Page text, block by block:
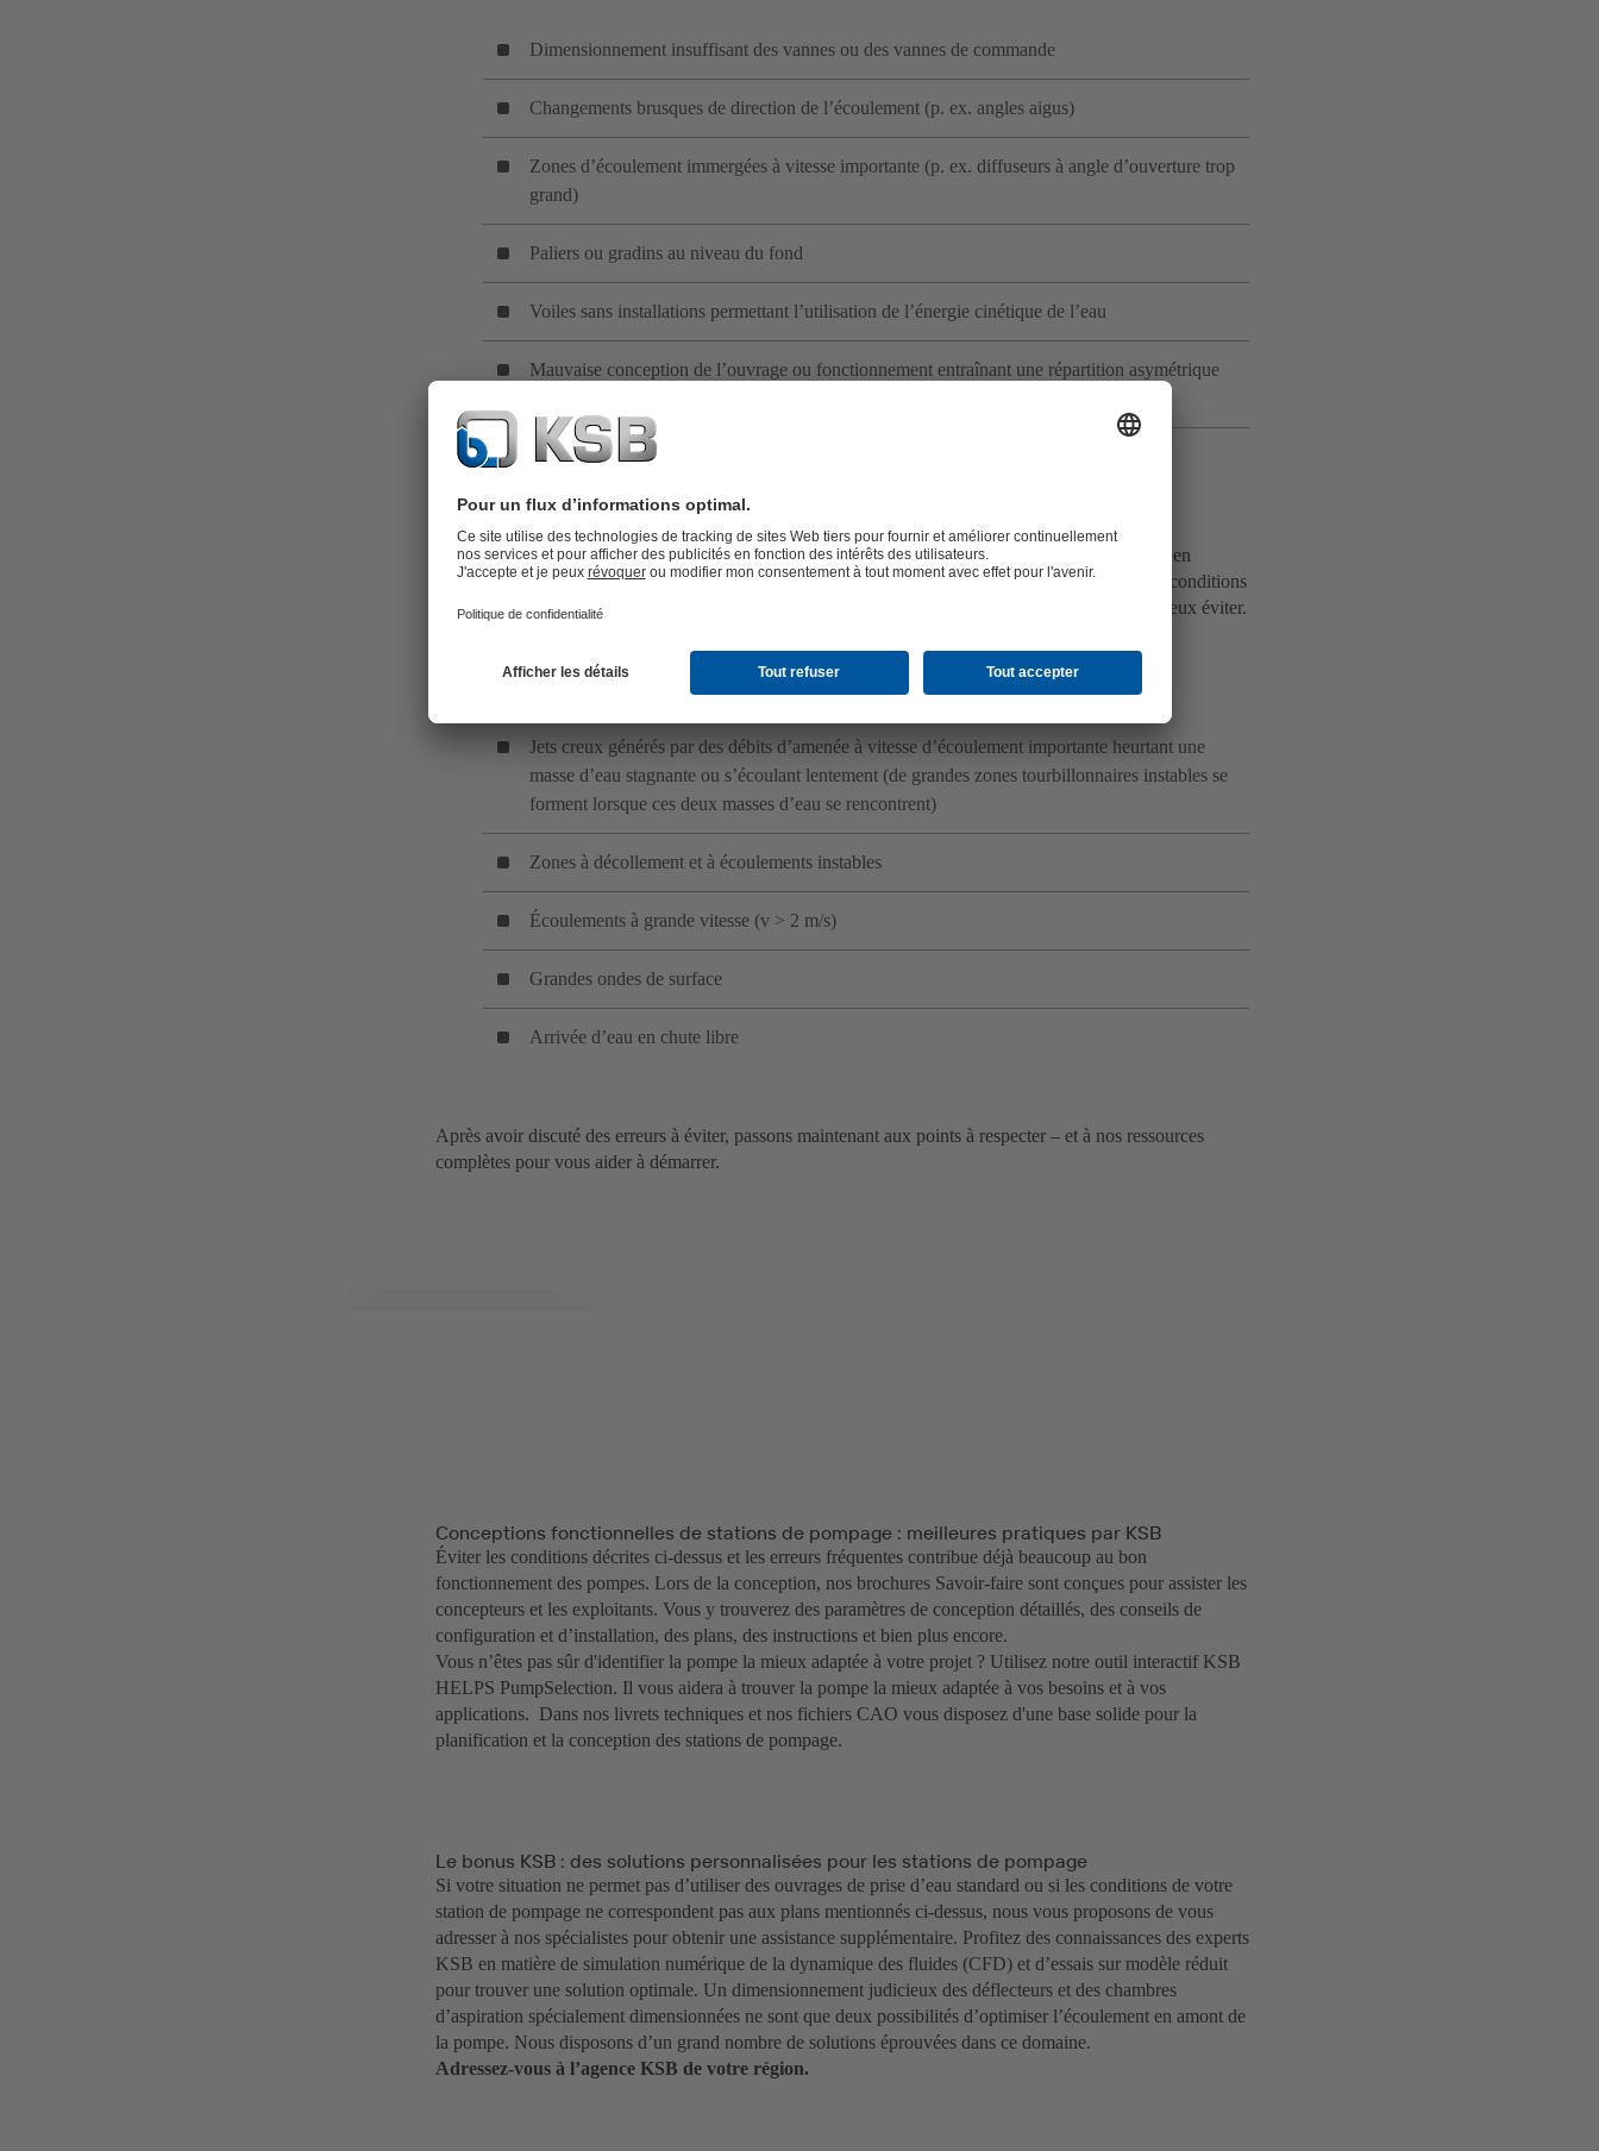
Dimensionnement insuffisant des vannes ou des vannes de commande
Changements brusques de direction de l’écoulement (p. ex. angles aigus)
Zones d’écoulement immergées à vitesse importante (p. ex. diffuseurs à angle d’ouverture trop
grand)
Paliers ou gradins au niveau du fond
Voiles sans installations permettant l’utilisation de l’énergie cinétique de l’eau
Mauvaise conception de l’ouvrage ou fonctionnement entraînant une répartition asymétrique
Arrivée d’eau au-dessus du niveau d’eau dans la bâche de pompage
Tous les points mentionnés ci-dessus sont problématiques, qu’ils soient isolés ou combinés. Il peut en
résulter des vortex à l’entrée de la pompe, des vortex de surface aérés, des vortex immergés et des conditions
d’écoulement instables dans la bâche de pompage – autant de conditions indésirables qu’il vaut mieux éviter.
Conditions hydrauliques à éviter lors de la conception des stations de pompage :
Jets creux générés par des débits d’amenée à vitesse d’écoulement importante heurtant une
masse d’eau stagnante ou s’écoulant lentement (de grandes zones tourbillonnaires instables se
forment lorsque ces deux masses d’eau se rencontrent)
Zones à décollement et à écoulements instables
Écoulements à grande vitesse (v > 2 m/s)
Grandes ondes de surface
Arrivée d’eau en chute libre
Après avoir discuté des erreurs à éviter, passons maintenant aux points à respecter – et à nos ressources
complètes pour vous aider à démarrer.
Conceptions fonctionnelles de stations de pompage : meilleures pratiques par KSB
Éviter les conditions décrites ci-dessus et les erreurs fréquentes contribue déjà beaucoup au bon
fonctionnement des pompes. Lors de la conception, nos brochures Savoir-faire sont conçues pour assister les
concepteurs et les exploitants. Vous y trouverez des paramètres de conception détaillés, des conseils de
configuration et d’installation, des plans, des instructions et bien plus encore.
Vous n’êtes pas sûr d'identifier la pompe la mieux adaptée à votre projet ? Utilisez notre outil interactif KSB
HELPS PumpSelection. Il vous aidera à trouver la pompe la mieux adaptée à vos besoins et à vos
applications. Dans nos livrets techniques et nos fichiers CAO vous disposez d'une base solide pour la
planification et la conception des stations de pompage.
Le bonus KSB : des solutions personnalisées pour les stations de pompage
Si votre situation ne permet pas d’utiliser des ouvrages de prise d’eau standard ou si les conditions de votre
station de pompage ne correspondent pas aux plans mentionnés ci-dessus, nous vous proposons de vous
adresser à nos spécialistes pour obtenir une assistance supplémentaire. Profitez des connaissances des experts
KSB en matière de simulation numérique de la dynamique des fluides (CFD) et d’essais sur modèle réduit
pour trouver une solution optimale. Un dimensionnement judicieux des déflecteurs et des chambres
d’aspiration spécialement dimensionnées ne sont que deux possibilités d’optimiser l’écoulement en amont de
la pompe. Nous disposons d’un grand nombre de solutions éprouvées dans ce domaine.
Adressez-vous à l’agence KSB de votre région.